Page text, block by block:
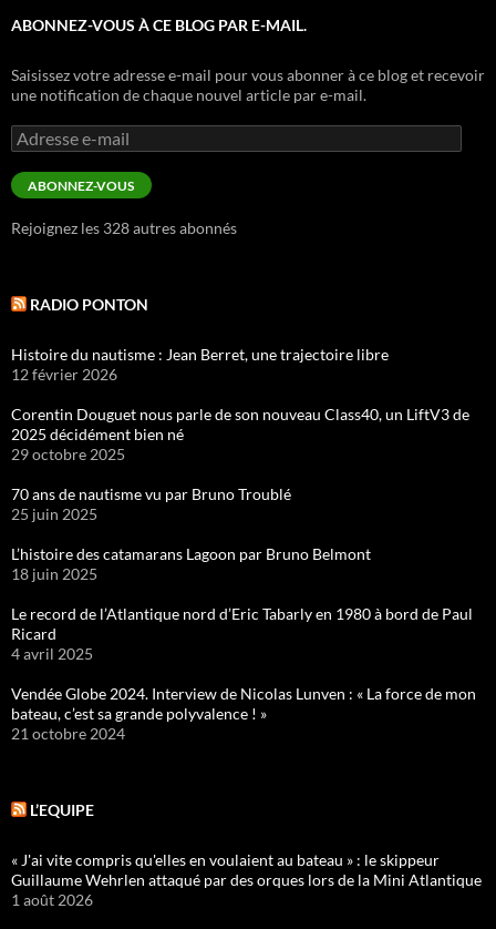
ABONNEZ-VOUS À CE BLOG PAR E-MAIL.
Saisissez votre adresse e-mail pour vous abonner à ce blog et recevoir
une notification de chaque nouvel article par e-mail.
Adresse
e-
mail
ABONNEZ-VOUS
Rejoignez les 328 autres abonnés
RADIO PONTON
Histoire du nautisme : Jean Berret, une trajectoire libre
12 février 2026
Corentin Douguet nous parle de son nouveau Class40, un LiftV3 de
2025 décidément bien né
29 octobre 2025
70 ans de nautisme vu par Bruno Troublé
25 juin 2025
L’histoire des catamarans Lagoon par Bruno Belmont
18 juin 2025
Le record de l’Atlantique nord d’Eric Tabarly en 1980 à bord de Paul
Ricard
4 avril 2025
Vendée Globe 2024. Interview de Nicolas Lunven : « La force de mon
bateau, c’est sa grande polyvalence ! »
21 octobre 2024
L’EQUIPE
« J'ai vite compris qu'elles en voulaient au bateau » : le skippeur
Guillaume Wehrlen attaqué par des orques lors de la Mini Atlantique
1 août 2026